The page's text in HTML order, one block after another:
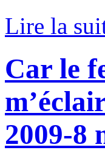
Lire la
Car le
2009-8